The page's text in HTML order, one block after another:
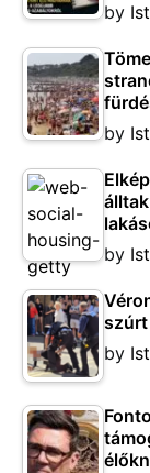
by
by
by
szúrt
by